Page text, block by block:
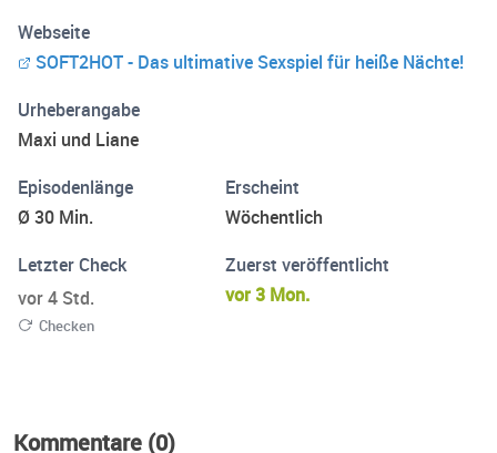
Geschichten, persönliche Einblicke aus der Szene,
Kommunikation in Beziehungen, Vertrauen, Eifersucht
neugierig sind und neue Perspektiven entdecken wollen.
Webseite
SOFT2HOT - Das ultimative Sexspiel für heiße Nächte!
Urheberangabe
Maxi und Liane
Episodenlänge
Ø 30 Min.
Erscheint
Wöchentlich
Letzter Check
vor 4 Std.
Checken
Zuerst veröffentlicht
vor 3 Mon.
Kommentare (0)